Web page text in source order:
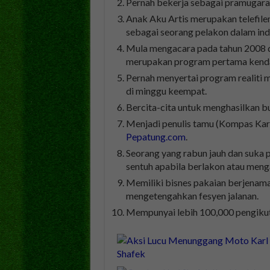
Anak Aku Artis merupakan
sebagai seorang pelakon dalam
Mula mengacara pada tahun
merupakan program pertama
Pernah menyertai program realiti
di minggu keempat.
Bercita-cita untuk menghasilkan
Menjadi penulis tamu (Kompas
Pepatung.com
Seorang yang rabun jauh dan
sentuh apabila berlakon atau
Memiliki bisnes pakaian
mengetengahkan fesyen jalanan.
Mempunyai lebih 100,000